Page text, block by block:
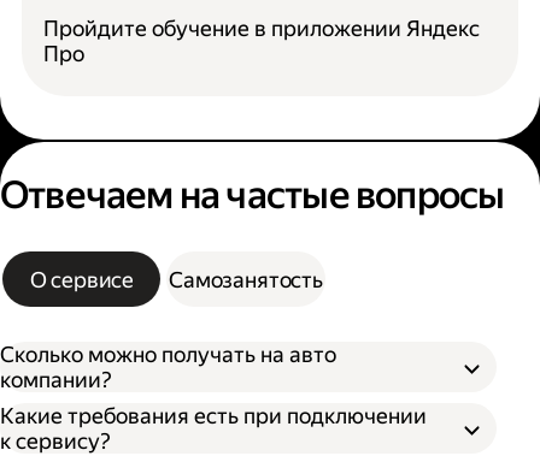
Пройдите обучение в приложении Яндекс
Про
Отвечаем на частые вопросы
О сервисе Самозанятость
Сколько можно получать на авто
компании?
Какие требования есть при подключении
к сервису?